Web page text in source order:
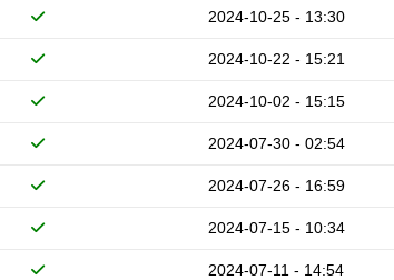
2024-10-25 - 13:30
2024-10-22 - 15:21
2024-10-02 - 15:15
2024-07-30 - 02:54
2024-07-26 - 16:59
2024-07-15 - 10:34
2024-07-11 - 14:54